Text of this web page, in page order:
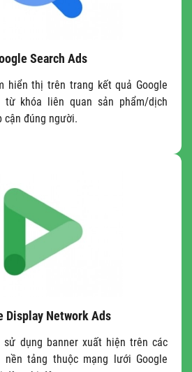
Search Ads
hiển thị trên trang kết quả Google
khóa liên quan sản phẩm/dịch
đúng người.
Display Network Ads
sử dụng banner xuất hiện trên các
nền tảng thuộc mạng lưới Google